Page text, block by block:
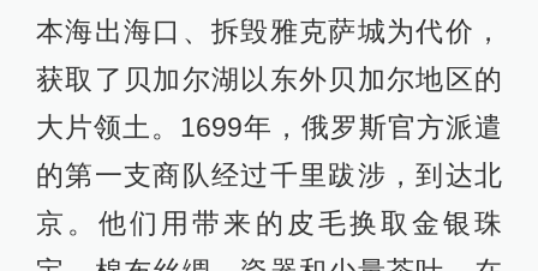
本海出海口、拆毁雅克萨城为代价，
获取了贝加尔湖以东外贝加尔地区的
大片领土。1699年，俄罗斯官方派遣
的第一支商队经过千里跋涉，到达北
京。他们用带来的皮毛换取金银珠